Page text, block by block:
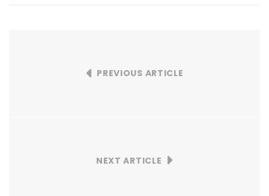
PREVIOUS ARTICLE
NEXT ARTICLE